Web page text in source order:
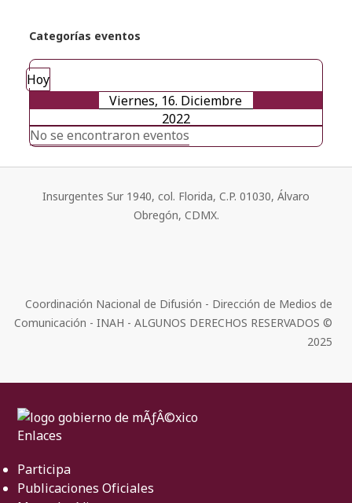
Categorías eventos
Hoy
Viernes, 16. Diciembre
2022
No se encontraron eventos
Insurgentes Sur 1940, col. Florida, C.P. 01030, Álvaro
Obregón, CDMX.
Coordinación Nacional de Difusión - Dirección de Medios de
Comunicación - INAH - ALGUNOS DERECHOS RESERVADOS ©
2025
Enlaces
Participa
Publicaciones Oficiales